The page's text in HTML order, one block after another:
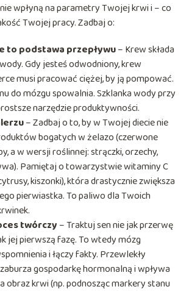
wpłyną na parametry Twojej krwi i – co
Twojej pracy. Zadbaj o:
to podstawa przepływu– Krew składa
Gdy jesteś odwodniony, krew
musi pracować ciężej, by ją pompować.
do mózgu spowalnia. Szklanka wody przy
narzędzie produktywności.
– Zadbaj o to, by w Twojej diecie nie
bogatych w żelazo (czerwone
a w wersji roślinnej: strączki, orzechy,
Pamiętaj o towarzystwie witaminy C
kiszonki), która drastycznie zwiększa
pierwiastka. To paliwo dla Twoich
twórczy – Traktuj sen nie jak przerwę
jej pierwszą fazę. To wtedy mózg
i łączy fakty. Przewlekły
gospodarkę hormonalną i wpływa
obraz krwi (np. podnosząc markery stanu